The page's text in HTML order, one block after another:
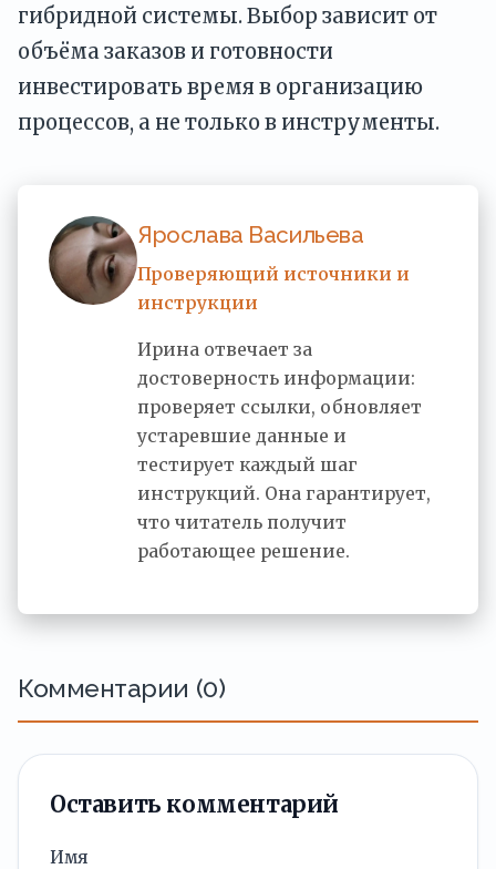
гибридной системы. Выбор зависит от
объёма заказов и готовности
инвестировать время в организацию
процессов, а не только в инструменты.
Ярослава Васильева
Проверяющий источники и
инструкции
Ирина отвечает за
достоверность информации:
проверяет ссылки, обновляет
устаревшие данные и
тестирует каждый шаг
инструкций. Она гарантирует,
что читатель получит
работающее решение.
Комментарии (0)
Оставить комментарий
Имя